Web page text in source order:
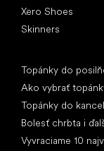
Xero Shoes
Skinners
Topánky do
Ako vybrať
Topánky do
Bolesť chrbta i
Vyvraciame 10